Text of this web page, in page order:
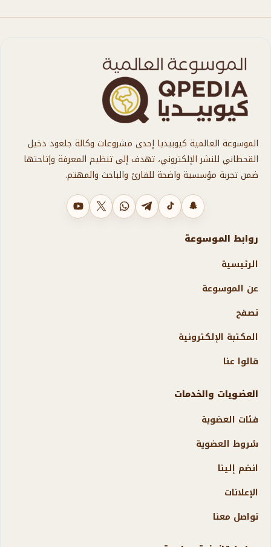
الموسوعة العالمية كيوبيديا إحدى مشروعات وكالة جلعود دخيل
القحطاني للنشر الإلكتروني، تهدف إلى تنظيم المعرفة وإتاحتها
ضمن تجربة مؤسسية واضحة للقارئ والباحث والمهتم.
يوتيوب
X واتسابتليجرامتيك توكسناب شات
روابط الموسوعة
الرئيسية
عن الموسوعة
تصفح
المكتبة الإلكترونية
قالوا عنا
العضويات والخدمات
فئات العضوية
شروط العضوية
انضم إلينا
الإعلانات
تواصل معنا